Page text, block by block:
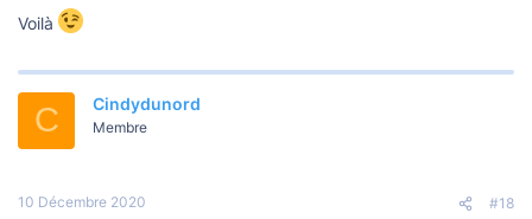
Voilà
C Cindydunord
Membre
10 Décembre 2020 #18